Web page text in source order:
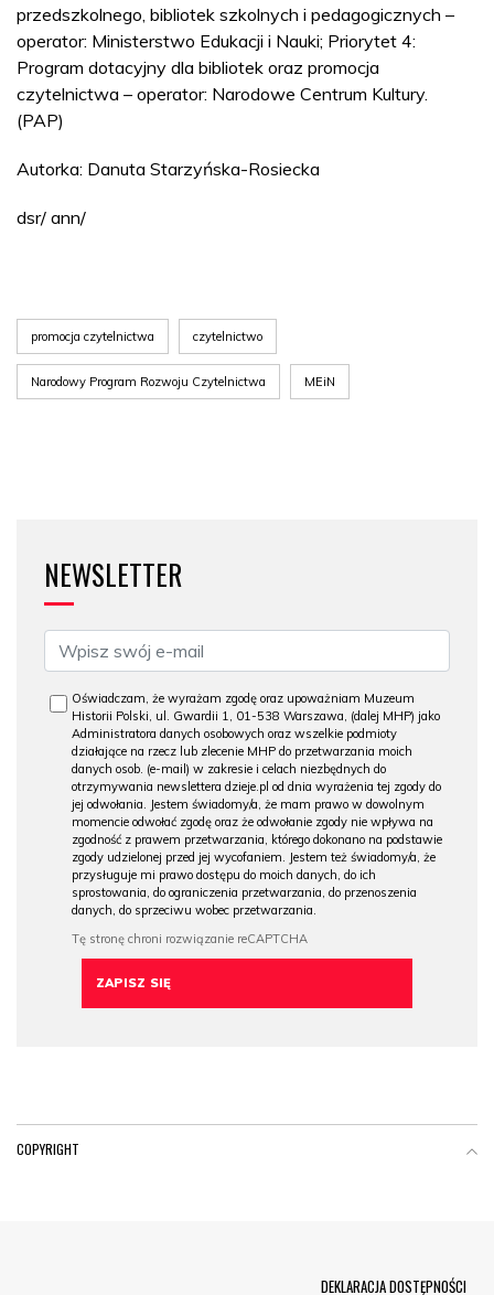
przedszkolnego, bibliotek szkolnych i pedagogicznych –
operator: Ministerstwo Edukacji i Nauki; Priorytet 4:
Program dotacyjny dla bibliotek oraz promocja
czytelnictwa – operator: Narodowe Centrum Kultury.
(PAP)
Autorka: Danuta Starzyńska-Rosiecka
dsr/ ann/
promocja czytelnictwa czytelnictwo
Narodowy Program Rozwoju Czytelnictwa MEiN
NEWSLETTER
Oświadczam, że wyrażam zgodę oraz upoważniam Muzeum
Historii Polski, ul. Gwardii 1, 01-538 Warszawa, (dalej MHP) jako
Administratora danych osobowych oraz wszelkie podmioty
działające na rzecz lub zlecenie MHP do przetwarzania moich
danych osob. (e-mail) w zakresie i celach niezbędnych do
otrzymywania newslettera dzieje.pl od dnia wyrażenia tej zgody do
jej odwołania. Jestem świadomy/a, że mam prawo w dowolnym
momencie odwołać zgodę oraz że odwołanie zgody nie wpływa na
zgodność z prawem przetwarzania, którego dokonano na podstawie
zgody udzielonej przed jej wycofaniem. Jestem też świadomy/a, że
przysługuje mi prawo dostępu do moich danych, do ich
sprostowania, do ograniczenia przetwarzania, do przenoszenia
danych, do sprzeciwu wobec przetwarzania.
COPYRIGHT
DEKLARACJA DOSTĘPNOŚCI